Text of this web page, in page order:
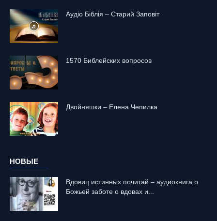
Аудіо Біблія – Старий Заповіт
1570 Библейских вопросов
Двойняшки – Елена Чепилка
НОВЫЕ
Вдовиц истинных почитай – аудиокнига о
Божьей заботе о вдовах и...